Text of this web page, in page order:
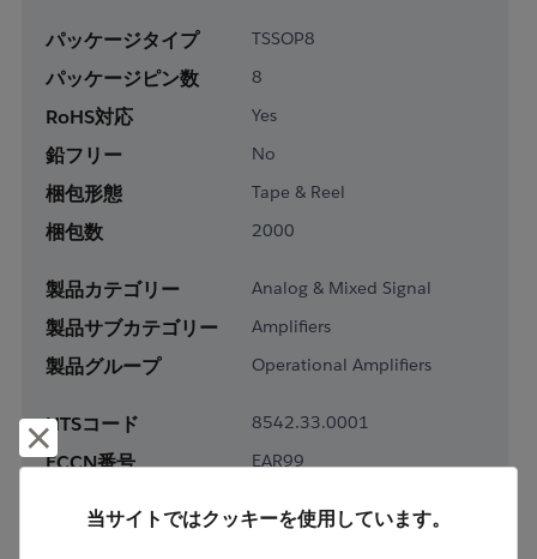
パッケージタイプ TSSOP8
パッケージピン数 8
RoHS対応 Yes
鉛フリー No
梱包形態 Tape & Reel
梱包数 2000
製品カテゴリー Analog & Mixed Signal
製品サブカテゴリー Amplifiers
製品グループ Operational Amplifiers
HTSコード 8542.33.0001
ECCN番号 EAR99
却下して閉じる
当サイトではクッキーを使用しています。